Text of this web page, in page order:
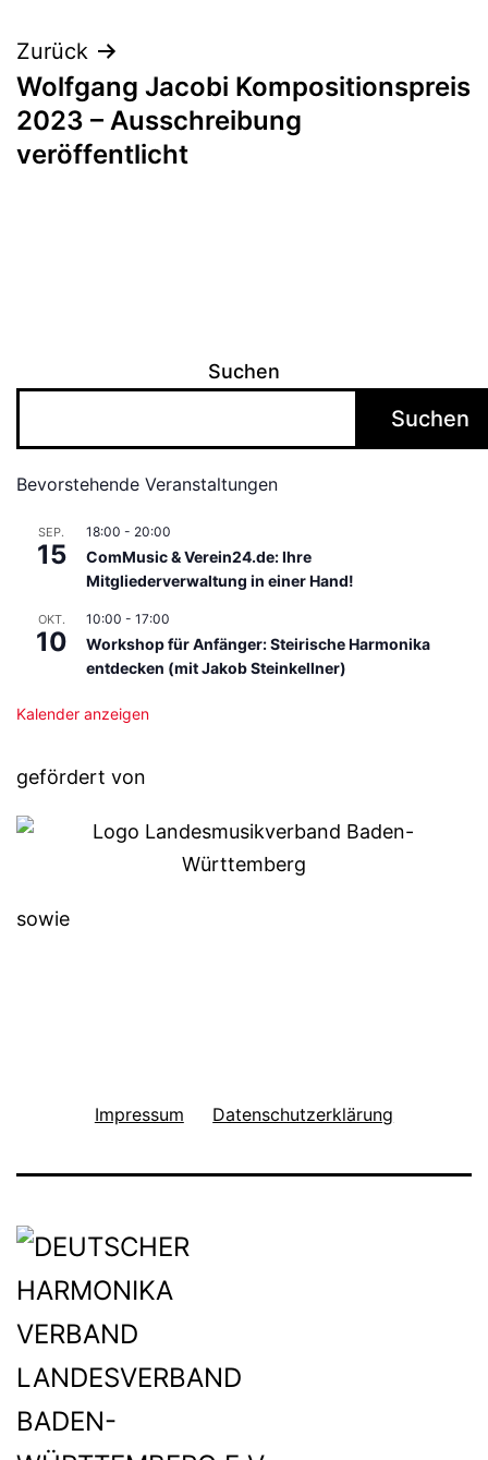
Zurück
Wolfgang Jacobi Kompositionspreis
2023 – Ausschreibung
veröffentlicht
Suchen
Suchen
Bevorstehende Veranstaltungen
SEP.
15
18:00 - 20:00
ComMusic & Verein24.de: Ihre
Mitgliederverwaltung in einer Hand!
OKT.
10
10:00 - 17:00
Workshop für Anfänger: Steirische Harmonika
entdecken (mit Jakob Steinkellner)
Kalender anzeigen
gefördert von
sowie
Impressum Datenschutzerklärung